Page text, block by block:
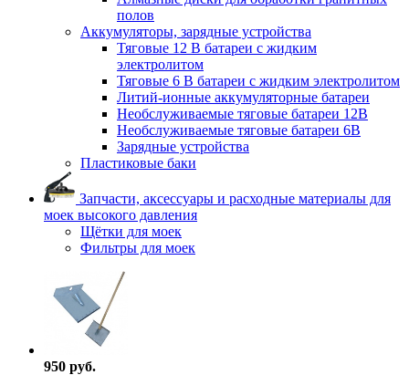
полов
Аккумуляторы, зарядные устройства
Тяговые 12 В батареи с жидким
электролитом
Тяговые 6 В батареи с жидким электролитом
Литий-ионные аккумуляторные батареи
Необслуживаемые тяговые батареи 12В
Необслуживаемые тяговые батареи 6В
Зарядные устройства
Пластиковые баки
Запчасти, аксессуары и расходные материалы для
моек высокого давления
Щётки для моек
Фильтры для моек
950 руб.